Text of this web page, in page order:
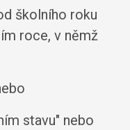
školního roku
roce, v němž
stavu" nebo